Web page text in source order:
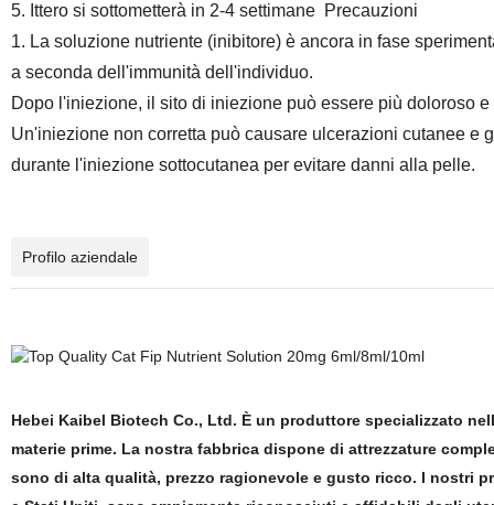
5. Ittero si sottometterà in 2-4 settimane
Precauzioni
1. La soluzione nutriente (inibitore) è ancora in fase
a seconda dell'immunità dell'individuo.
Dopo l'iniezione, il sito di iniezione può essere più doloroso
Un'iniezione non corretta può causare ulcerazioni cutanee e
durante l'iniezione sottocutanea per evitare danni alla pelle.
Profilo aziendale
Hebei Kaibel Biotech Co., Ltd. È un produttore specializzato
materie prime. La nostra fabbrica dispone di attrezzature
sono di alta qualità, prezzo ragionevole e gusto ricco. I nostri